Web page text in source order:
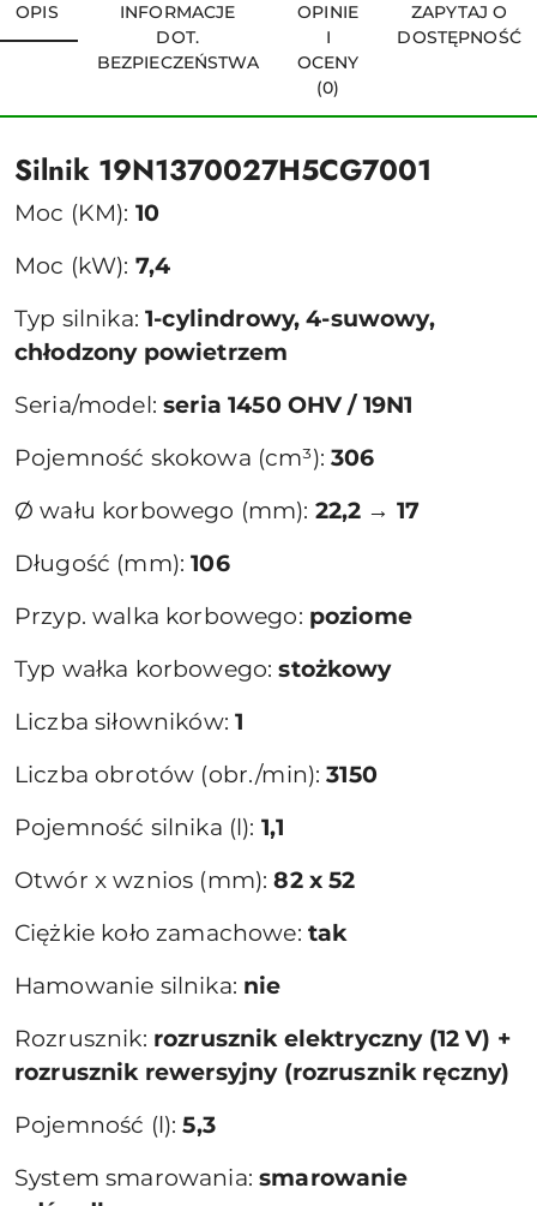
OPIS
INFORMACJE
DOT.
BEZPIECZEŃSTWA
OPINIE
I
OCENY
(0)
ZAPYTAJ O
DOSTĘPNOŚĆ
Silnik 19N1370027H5CG7001
Moc (KM): 10
Moc (kW): 7,4
Typ silnika:1-cylindrowy, 4-suwowy,
chłodzony powietrzem
Seria/model:seria 1450 OHV / 19N1
Pojemność skokowa (cm³): 306
Ø wału korbowego (mm): 22,2 → 17
Długość (mm):106
Przyp. walka korbowego: poziome
Typ wałka korbowego:stożkowy
Liczba siłowników:1
Liczba obrotów (obr./min):3150
Pojemność silnika (l): 1,1
Otwór x wznios (mm):82 x 52
Ciężkie koło zamachowe: tak
Hamowanie silnika: nie
Rozrusznik: rozrusznik elektryczny (12 V) +
rozrusznik rewersyjny (rozrusznik ręczny)
Pojemność (l):5,3
System smarowania:smarowanie